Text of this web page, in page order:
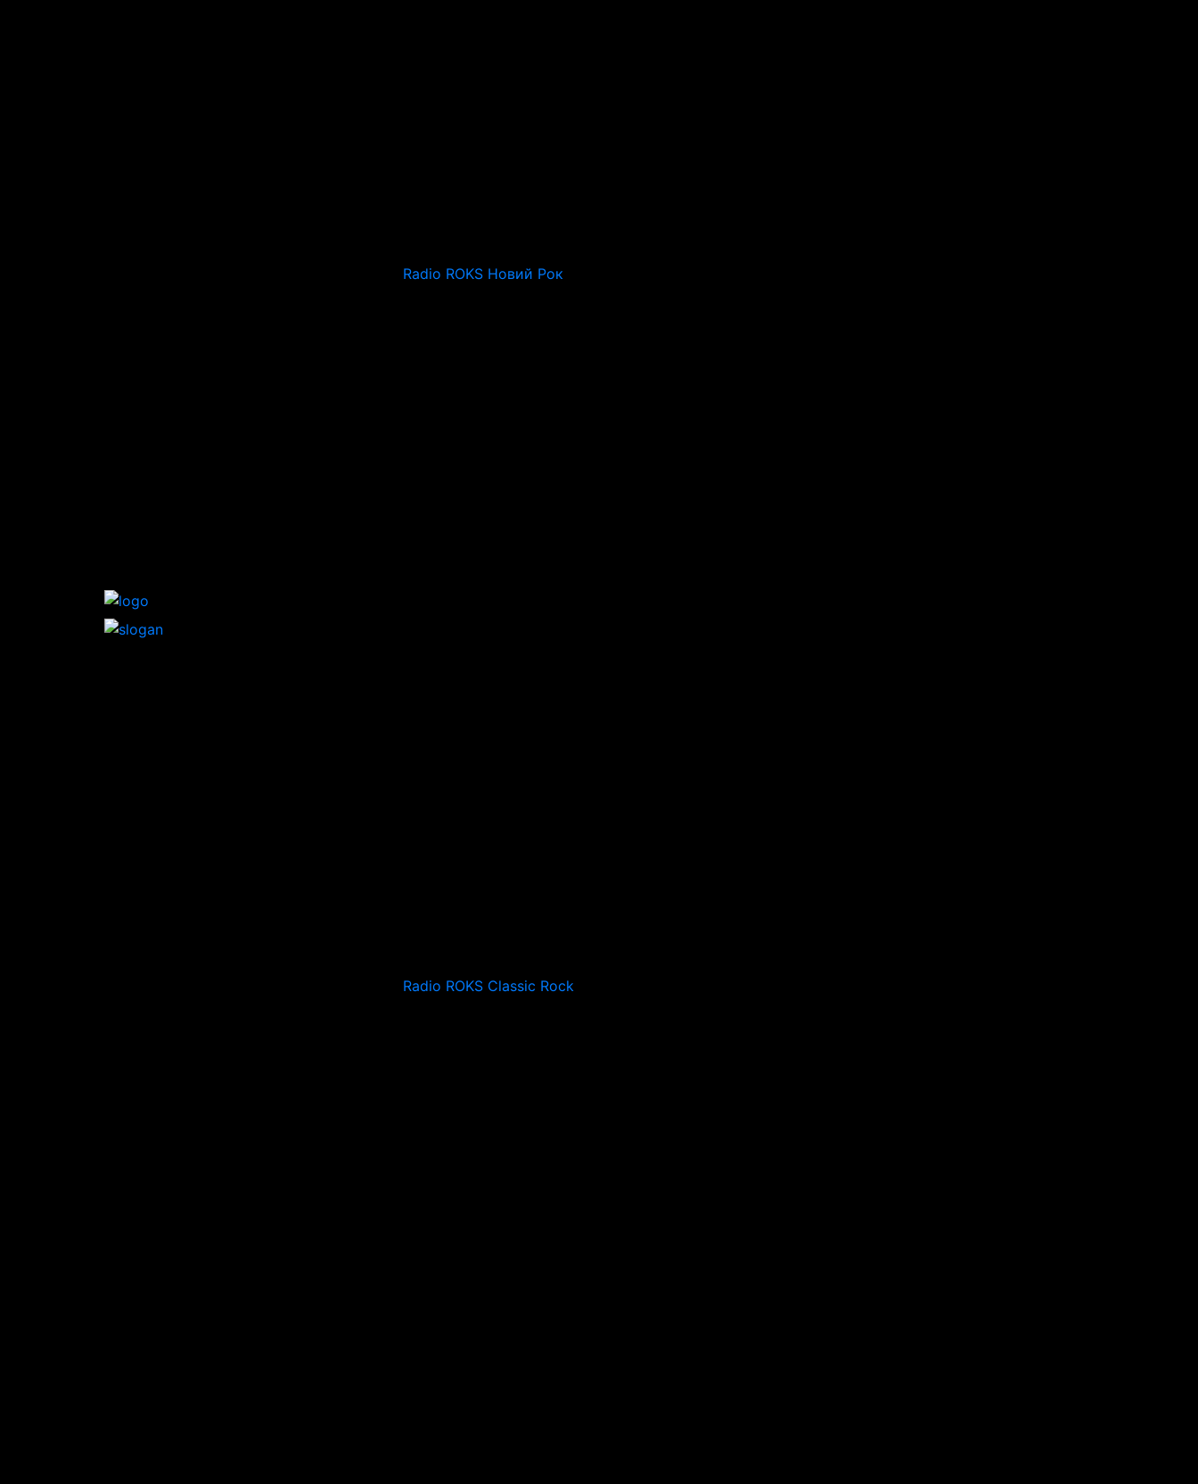
Radio ROKS Новий Рок
Radio ROKS Classic Rock